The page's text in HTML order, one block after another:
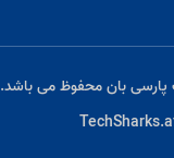
بان محفوظ می باشد. ۱۴۰۲